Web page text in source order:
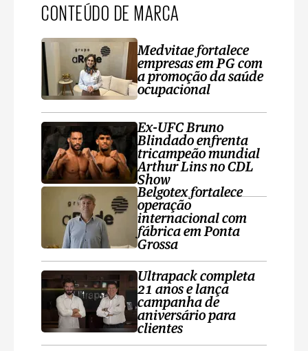
CONTEÚDO DE MARCA
Medvitae fortalece
empresas em PG com
a promoção da saúde
ocupacional
Ex-UFC Bruno
Blindado enfrenta
tricampeão mundial
Arthur Lins no CDL
Show
Belgotex fortalece
operação
internacional com
fábrica em Ponta
Grossa
Ultrapack completa
21 anos e lança
campanha de
aniversário para
clientes